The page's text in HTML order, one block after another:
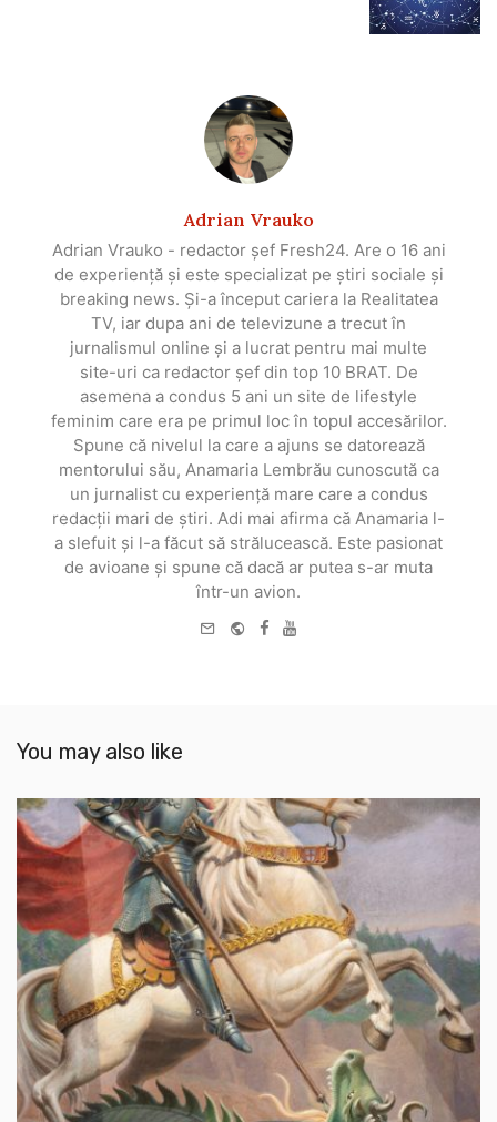
Adrian Vrauko
Adrian Vrauko - redactor șef Fresh24. Are o 16 ani
de experiență și este specializat pe știri sociale și
breaking news. Și-a început cariera la Realitatea
TV, iar dupa ani de televizune a trecut în
jurnalismul online și a lucrat pentru mai multe
site-uri ca redactor șef din top 10 BRAT. De
asemena a condus 5 ani un site de lifestyle
feminim care era pe primul loc în topul accesărilor.
Spune că nivelul la care a ajuns se datorează
mentorului său, Anamaria Lembrău cunoscută ca
un jurnalist cu experiență mare care a condus
redacții mari de știri. Adi mai afirma că Anamaria l-
a slefuit și l-a făcut să strălucească. Este pasionat
de avioane și spune că dacă ar putea s-ar muta
într-un avion.
e-
WebsiteFacebook
You may also like